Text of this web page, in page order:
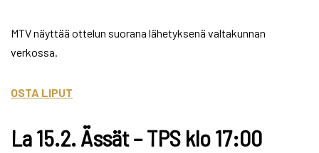
MTV näyttää ottelun suorana lähetyksenä valtakunnan
verkossa.
OSTA LIPUT
La 15.2. Ässät – TPS klo 17:00